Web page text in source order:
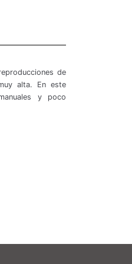
de
alta. En este
y poco